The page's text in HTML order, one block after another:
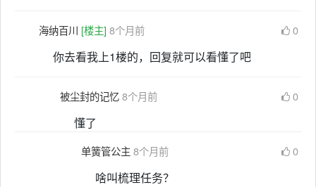
海纳百川 [楼主] 8个月前 0
你去看我上1楼的，回复就可以看懂了吧
被尘封的记忆8个月前 0
懂了
单簧管公主 8个月前 0
啥叫梳理任务？